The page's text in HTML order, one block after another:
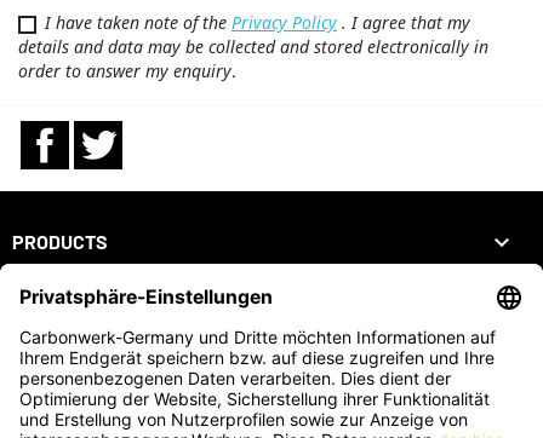
I have taken note of the Privacy Policy . I agree that my
details and data may be collected and stored electronically in
order to answer my enquiry.
Facebook
PRODUCTS 
OUR COMPANY 
YOUR ACCOUNT 
STORE INFORMATION